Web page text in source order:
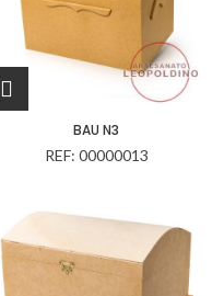
BAU N3
REF: 00000013